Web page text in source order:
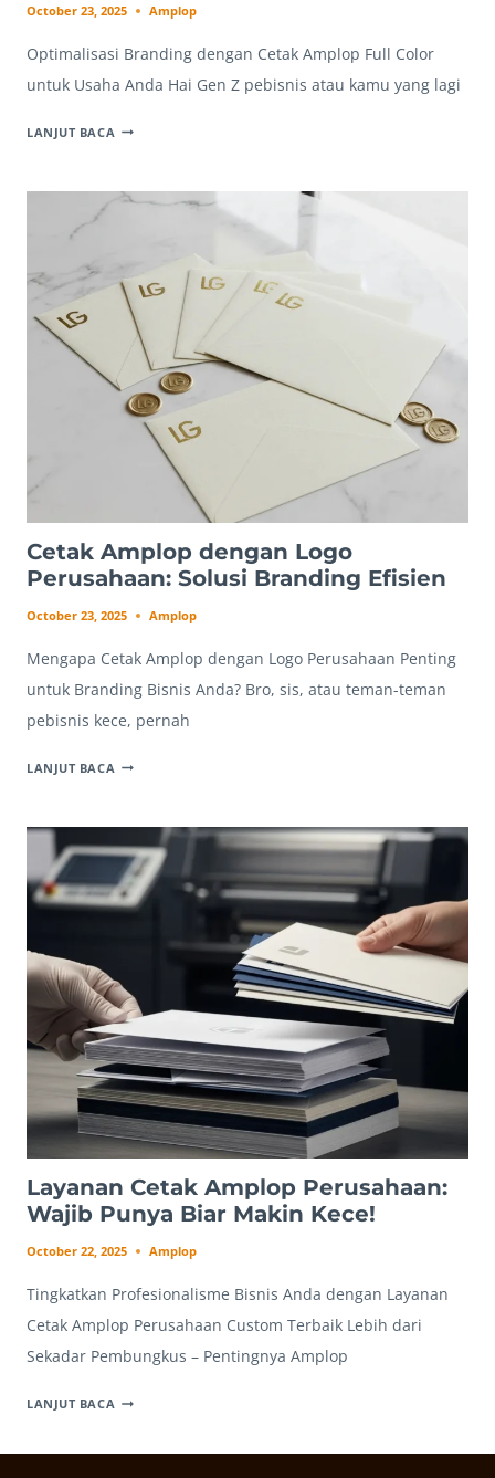
October 23, 2025 Amplop
Optimalisasi Branding dengan Cetak Amplop Full Color
untuk Usaha Anda Hai Gen Z pebisnis atau kamu yang lagi
LANJUT BACA CETAK
COLOR
BRANDING
OPTIMAL
Cetak Amplop dengan Logo
Perusahaan: Solusi Branding Efisien
October 23, 2025 Amplop
Mengapa Cetak Amplop dengan Logo Perusahaan Penting
untuk Branding Bisnis Anda? Bro, sis, atau teman-teman
pebisnis kece, pernah
LANJUT BACA CETAK
PERUSAHAAN:
SOLUSI
BRANDING
Layanan Cetak Amplop Perusahaan:
Wajib Punya Biar Makin Kece!
October 22, 2025 Amplop
Tingkatkan Profesionalisme Bisnis Anda dengan Layanan
Cetak Amplop Perusahaan Custom Terbaik Lebih dari
Sekadar Pembungkus – Pentingnya Amplop
LANJUT BACA LAYANAN